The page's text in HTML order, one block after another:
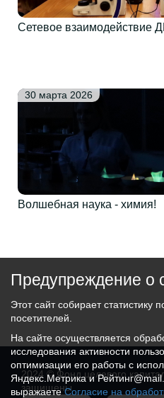
Предупреждение о
Этот сайт собирает
посетителей.
На сайте осуществляется
исследования активности
оптимизации его работы с
Яндекс.Метрика и
выражаетеСогласие на
Сетевое взаимодействие
30 марта 2026
Волшебная наука - химия!
2024 © Фонд целевого
защищены